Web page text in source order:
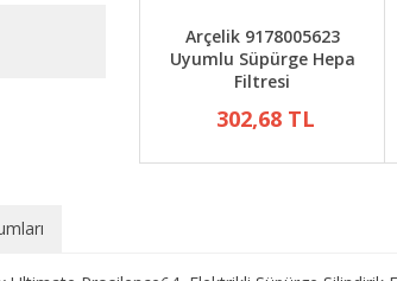
Arçelik 9178005623
Uyumlu Süpürge Hepa
Filtresi
302,68 TL